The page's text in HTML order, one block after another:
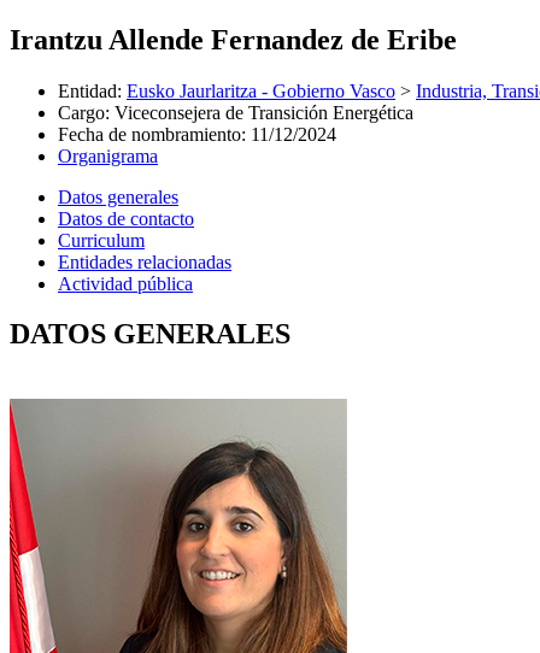
Irantzu Allende Fernandez de Eribe
Entidad: Eusko Jaurlaritza - Gobierno Vasco > Industria,
Cargo: Viceconsejera de Transición Energética
Fecha de nombramiento: 11/12/2024
Organigrama
Datos generales
Datos de contacto
Curriculum
Entidades relacionadas
Actividad pública
DATOS GENERALES